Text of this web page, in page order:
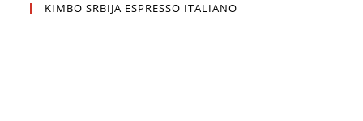
KIMBO SRBIJA ESPRESSO ITALIANO